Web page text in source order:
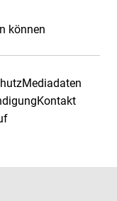
können
Mediadaten
Kontakt